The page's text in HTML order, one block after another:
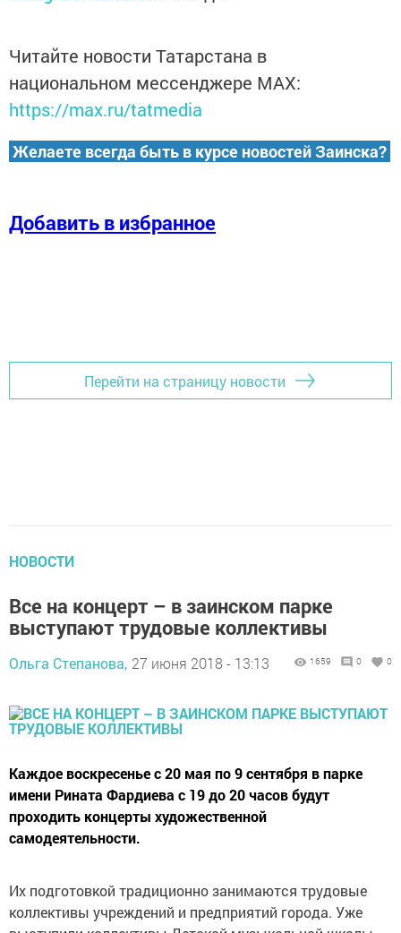
Читайте новости Татарстана в
национальном мессенджере MАХ:
https://max.ru/tatmedia
Желаете всегда быть в курсе новостей Заинска?
Добавить в избранное
Перейти на страницу новости
НОВОСТИ
Все на концерт – в заинском парке
выступают трудовые коллективы
Ольга Степанова, 27 июня 2018 - 13:13 1659 0 0
Каждое воскресенье с 20 мая по 9 сентября в парке
имени Рината Фардиева с 19 до 20 часов будут
проходить концерты художественной
самодеятельности.
Их подготовкой традиционно занимаются трудовые
коллективы учреждений и предприятий города. Уже